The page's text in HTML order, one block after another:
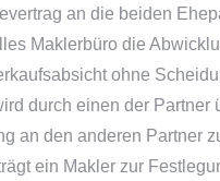
an die beiden
Maklerbüro die
ohne
durch einen der Partner
an den anderen Partner
ein Makler zur